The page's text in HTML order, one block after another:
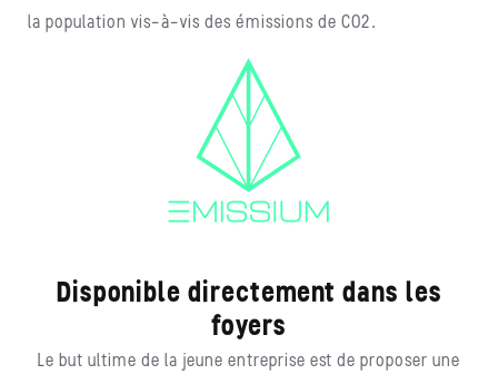
la population vis-à-vis des émissions de CO2.
Disponible directement dans les
foyers
Le but ultime de la jeune entreprise est de proposer une